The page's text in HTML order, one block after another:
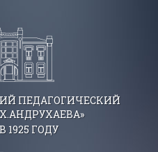
ПЕДАГОГИЧЕСКИЙ
1925 ГОДУ